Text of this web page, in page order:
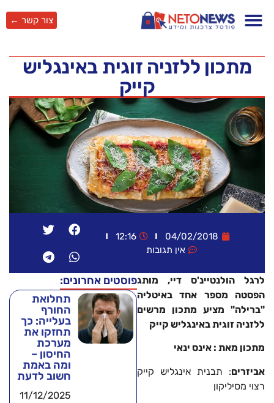
צור קשר ←
מתכון ללזניה זוגית באינגליש
קייק
04/02/2018
12:16
אין תגובות
לרגל הולנטיינ'ס דיי, מותג
הפסטה מספר אחד באיטליה
"ברילה" מציע מתכון מרשים
ללזניה זוגית באינגליש קייק
מתכון מאת : אינס ינאי
אביזרים: תבנית אינגליש קייק
רצוי מסיליקון
פוסטים אחרונים:
תחלואת
החורף
בעלייה: כך
תחזקו את
מערכת
החיסון –
ומה באמת
חשוב לדעת
11/12/2025